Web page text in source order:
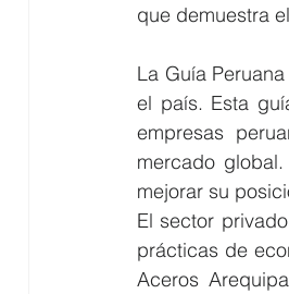
que demuestra
La Guía
el país. Esta
empresas
mercado
mejorar su
El sector
prácticas de
Aceros